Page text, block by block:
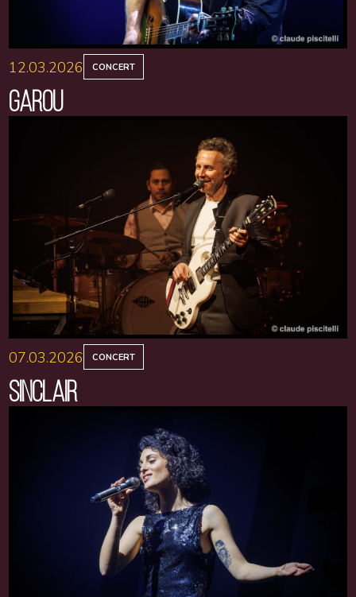
12.03.2026 CONCERT
GAROU
07.03.2026 CONCERT
SINCLAIR